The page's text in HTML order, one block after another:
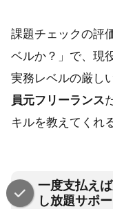
課題チェックの評
ベルか？」で、現
実務レベルの厳し
員元フリーランス
キルを教えてくれ
一度支払え
し放題サポ